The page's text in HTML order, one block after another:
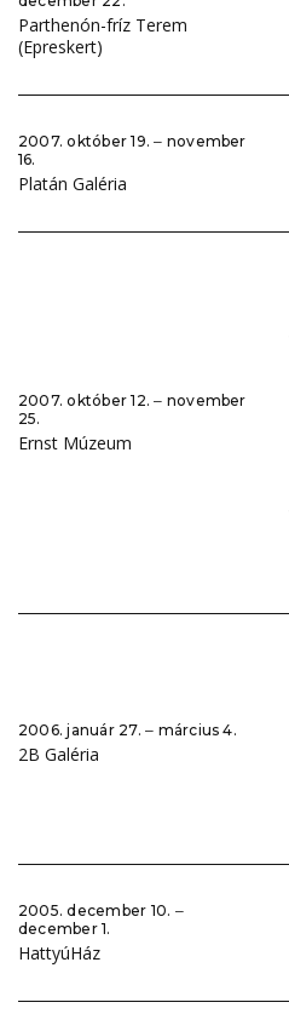
Parthenón-fríz Terem
(Epreskert)
2007. október 19. ‒ november
16.
Platán Galéria
2007. október 12. ‒ november
25.
Ernst Múzeum
2006. január 27. ‒ március 4.
2B Galéria
2005. december 10. ‒
december 1.
HattyúHáz